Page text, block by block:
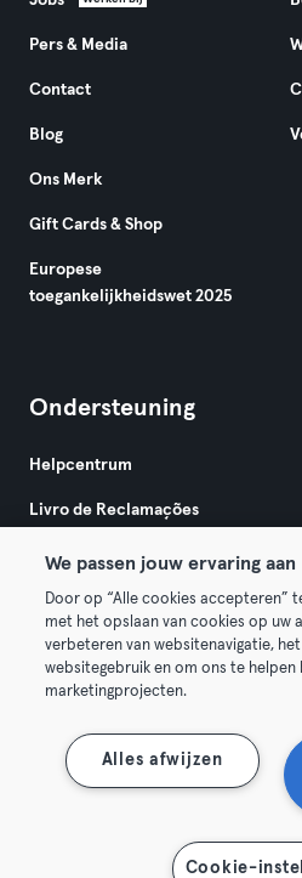
Toon kaart
Pers & Media
Contact
Blog
Ons Merk
Gift Cards & Shop
Europese
toegankelijkheidswet 2025
Ondersteuning
Helpcentrum
Livro de Reclamações
Algemene Voorwaarden
Trek hier je contract terug
We passen jouw ervaring aan
Door op “Alle cookies accepteren”
met het opslaan van cookies op uw
verbeteren van websitenavigatie,
websitegebruik en om ons te helpen
marketingprojecten.
Alles afwijzen
Cookie-